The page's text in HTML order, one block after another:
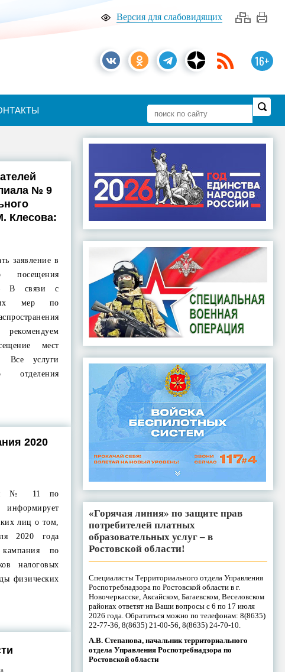
Версия для слабовидящих
16+
№ 9
Клесова:
заявление в
– В связи с
мер по
мест
Все услуги
отделения
2020
№ 11 по
лиц о том,
2020 года
кампания по
налоговых
физических
«Горячая линия» по защите прав
потребителей платных
образовательных услуг – в
Ростовской области!
Специалисты Территориального отдела Управления
Роспотребнадзора по Ростовской области в г.
Новочеркасске, Аксайском, Багаевском, Веселовском
районах ответят на Ваши вопросы с 6 по 17 июля
2026 года. Обратиться можно по телефонам: 8(8635)
22-77-36, 8(8635) 21-00-56, 8(8635) 24-70-10.
А.В. Степанова, начальник территориального
отдела Управления Роспотребнадзора по
Ростовской области